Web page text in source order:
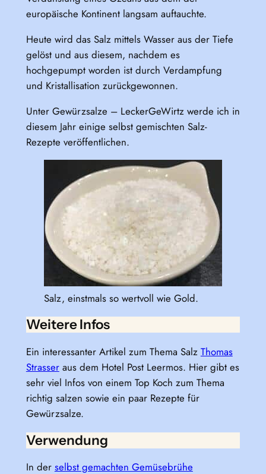
europäische Kontinent langsam auftauchte.
Heute wird das Salz mittels Wasser aus der Tiefe
gelöst und aus diesem, nachdem es
hochgepumpt worden ist durch Verdampfung
und Kristallisation zurückgewonnen.
Unter Gewürzsalze – LeckerGeWirtz werde ich in
diesem Jahr einige selbst gemischten Salz-
Rezepte veröffentlichen.
Salz, einstmals so wertvoll wie Gold.
Weitere Infos
Ein interessanter Artikel zum Thema Salz Thomas
Strasseraus dem Hotel Post Leermos. Hier gibt es
sehr viel Infos von einem Top Koch zum Thema
richtig salzen sowie ein paar Rezepte für
Gewürzsalze.
Verwendung
In der selbst gemachten Gemüsebrühe